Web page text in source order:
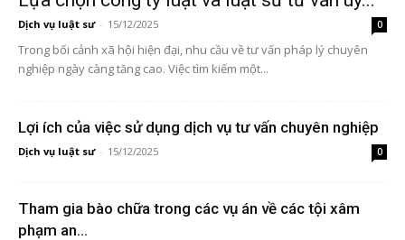
Dịch vụ luật sư - 15/12/2025 0
Trong bối cảnh xã hội hiện đại, nhu cầu về tư vấn pháp lý chuyên
nghiệp ngày càng tăng cao. Việc tìm kiếm một...
Lợi ích của việc sử dụng dịch vụ tư vấn chuyên nghiệp
Dịch vụ luật sư - 15/12/2025 0
Tham gia bào chữa trong các vụ án về các tội xâm
phạm an...